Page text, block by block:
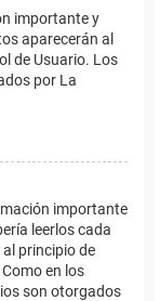
importante y
aparecerán al
de Usuario. Los
por La
importante
leerlos cada
principio de
en los
son otorgados